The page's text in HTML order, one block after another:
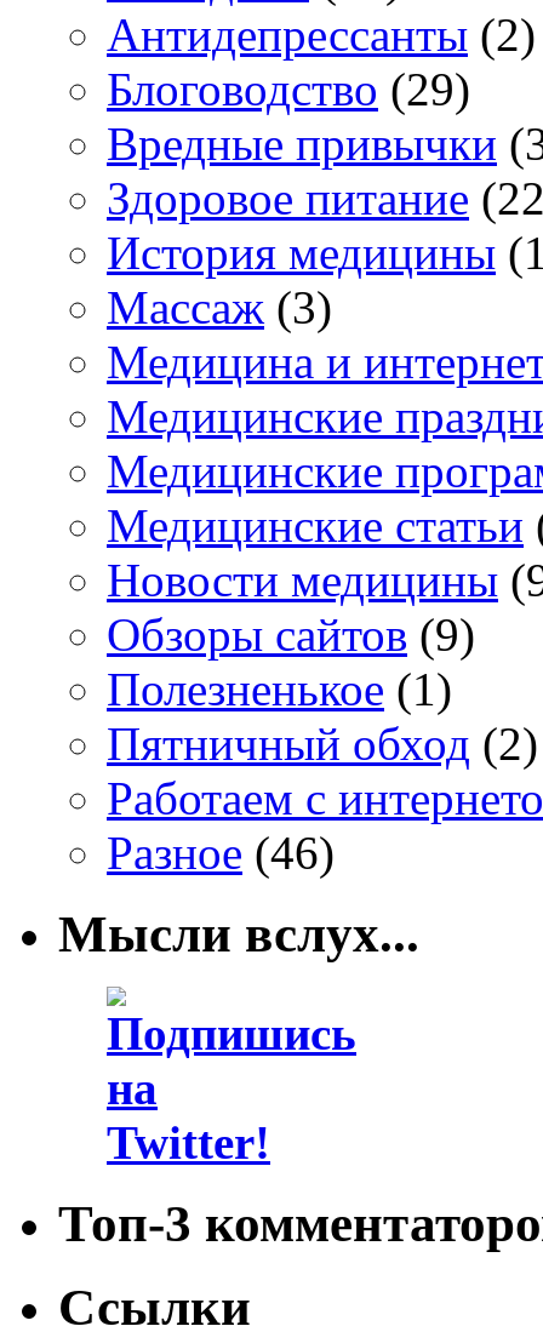
Антидепрессанты (2)
Блоговодство (29)
Вредные привычки
Здоровое питание
История медицины
Массаж (3)
Медицина и
Медицинские
Медицинские
Медицинские статьи
Новости медицины
Обзоры сайтов (9)
Полезненькое (1)
Пятничный обход (2)
Работаем с
Разное (46)
Мысли вслух...
Топ-3
Ссылки